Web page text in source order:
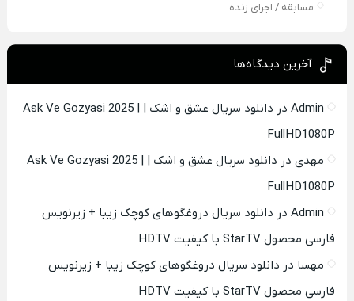
مسابقه / اجرای زنده
آخرین دیدگاه‌ها
Adminدر
دانلود سریال عشق و اشک | Ask Ve Gozyasi 2025 |
FullHD1080P
مهدیدر
دانلود سریال عشق و اشک | Ask Ve Gozyasi 2025 |
FullHD1080P
Adminدر دانلود سریال دروغگوهای کوچک زیبا + زیرنویس
فارسی محصول StarTV با کیفیت HDTV
مهسا در دانلود سریال دروغگوهای کوچک زیبا + زیرنویس
فارسی محصول StarTV با کیفیت HDTV